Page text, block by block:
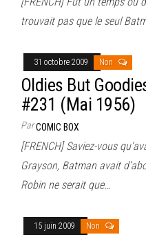
trouvait pas que le seul
31 octobre 2009 Non
Oldies But
#231 (Mai 1956)
ParCOMIC BOX
[FRENCH] Saviez-vous
Grayson, Batman avait
Robin ne serait que…
15 juin 2009 Non